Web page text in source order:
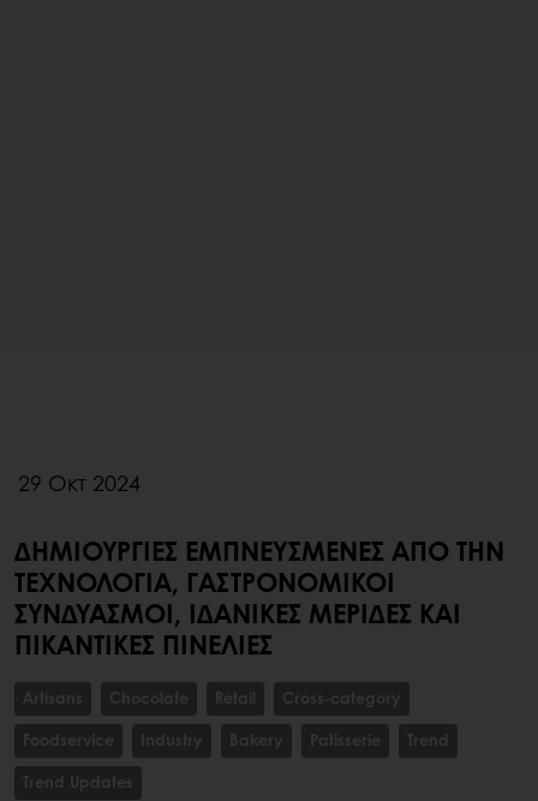
29 Οκτ 2024
ΔΗΜΙΟΥΡΓΊΕΣ ΕΜΠΝΕΥΣΜΈΝΕΣ ΑΠΌ ΤΗΝ
ΤΕΧΝΟΛΟΓΊΑ, ΓΑΣΤΡΟΝΟΜΙΚΟΊ
ΣΥΝΔΥΑΣΜΟΊ, ΙΔΑΝΙΚΈΣ ΜΕΡΊΔΕΣ ΚΑΙ
ΠΙΚΆΝΤΙΚΕΣ ΠΙΝΕΛΙΈΣ
Artisans Chocolate Retail
Cross-category
Foodservice
Industry Bakery Patisserie
Trend
Trend Updates